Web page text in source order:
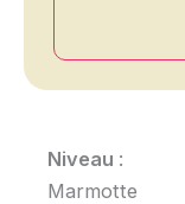
Niveau :
Marmotte